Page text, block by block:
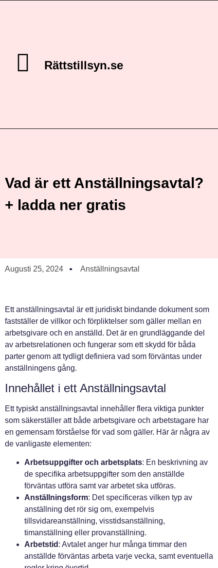
Rättstillsyn.se
Vad är ett Anställningsavtal?
+ ladda ner gratis
Augusti 25, 2024 Anställningsavtal
Ett anställningsavtal är ett juridiskt bindande dokument som
fastställer de villkor och förpliktelser som gäller mellan en
arbetsgivare och en anställd. Det är en grundläggande del
av arbetsrelationen och fungerar som ett skydd för båda
parter genom att tydligt definiera vad som förväntas under
anställningens gång.
Innehållet i ett Anställningsavtal
Ett typiskt anställningsavtal innehåller flera viktiga punkter
som säkerställer att både arbetsgivare och arbetstagare har
en gemensam förståelse för vad som gäller. Här är några av
de vanligaste elementen:
Arbetsuppgifter och arbetsplats: En beskrivning av
de specifika arbetsuppgifter som den anställde
förväntas utföra samt var arbetet ska utföras.
Anställningsform: Det specificeras vilken typ av
anställning det rör sig om, exempelvis
tillsvidareanställning, visstidsanställning,
timanställning eller provanställning.
Arbetstid : Avtalet anger hur många timmar den
anställde förväntas arbeta varje vecka, samt eventuella